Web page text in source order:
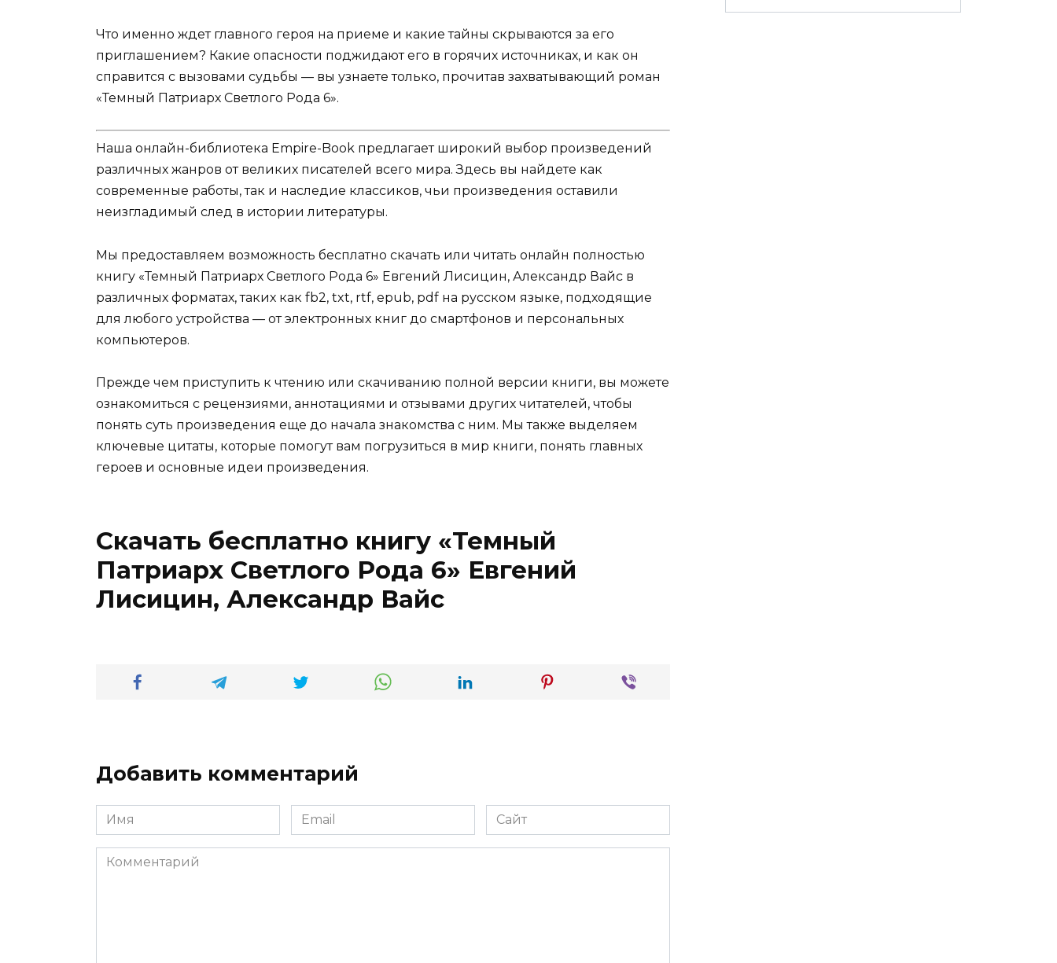
Что именно ждет главного героя на приеме и какие тайны скрываются за его
приглашением? Какие опасности поджидают его в горячих источниках, и как он
справится с вызовами судьбы — вы узнаете только, прочитав захватывающий роман
«Темный Патриарх Светлого Рода 6».
Наша онлайн-библиотека Empire-Book предлагает широкий выбор произведений
различных жанров от великих писателей всего мира. Здесь вы найдете как
современные работы, так и наследие классиков, чьи произведения оставили
неизгладимый след в истории литературы.
Мы предоставляем возможность бесплатно скачать или читать онлайн полностью
книгу «Темный Патриарх Светлого Рода 6» Евгений Лисицин, Александр Вайс в
различных форматах, таких как fb2, txt, rtf, epub, pdf на русском языке, подходящие
для любого устройства — от электронных книг до смартфонов и персональных
компьютеров.
Прежде чем приступить к чтению или скачиванию полной версии книги, вы можете
ознакомиться с рецензиями, аннотациями и отзывами других читателей, чтобы
понять суть произведения еще до начала знакомства с ним. Мы также выделяем
ключевые цитаты, которые помогут вам погрузиться в мир книги, понять главных
героев и основные идеи произведения.
Скачать бесплатно книгу «Темный
Патриарх Светлого Рода 6» Евгений
Лисицин, Александр Вайс
Добавить комментарий
Имя
*
Email
*
Сайт
Комментарий